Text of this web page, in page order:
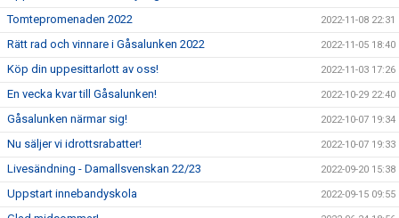
Tomtepromenaden 2022 2022-11-08 22:31
Rätt rad och vinnare i Gåsalunken 2022 2022-11-05 18:40
Köp din uppesittarlott av oss! 2022-11-03 17:26
En vecka kvar till Gåsalunken! 2022-10-29 22:40
Gåsalunken närmar sig! 2022-10-07 19:34
Nu säljer vi idrottsrabatter! 2022-10-07 19:33
Livesändning - Damallsvenskan 22/23 2022-09-20 15:38
Uppstart innebandyskola 2022-09-15 09:55